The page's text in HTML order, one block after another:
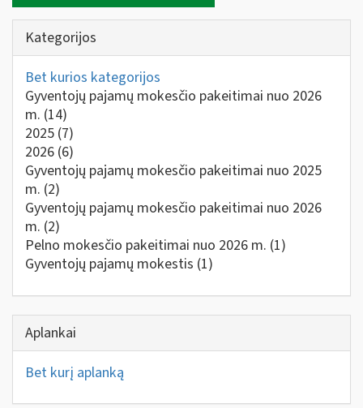
Kategorijos
Bet kurios kategorijos
Gyventojų pajamų mokesčio pakeitimai nuo 2026
m. (14)
2025 (7)
2026 (6)
Gyventojų pajamų mokesčio pakeitimai nuo 2025
m. (2)
Gyventojų pajamų mokesčio pakeitimai nuo 2026
m. (2)
Pelno mokesčio pakeitimai nuo 2026 m. (1)
Gyventojų pajamų mokestis (1)
Aplankai
Bet kurį aplanką